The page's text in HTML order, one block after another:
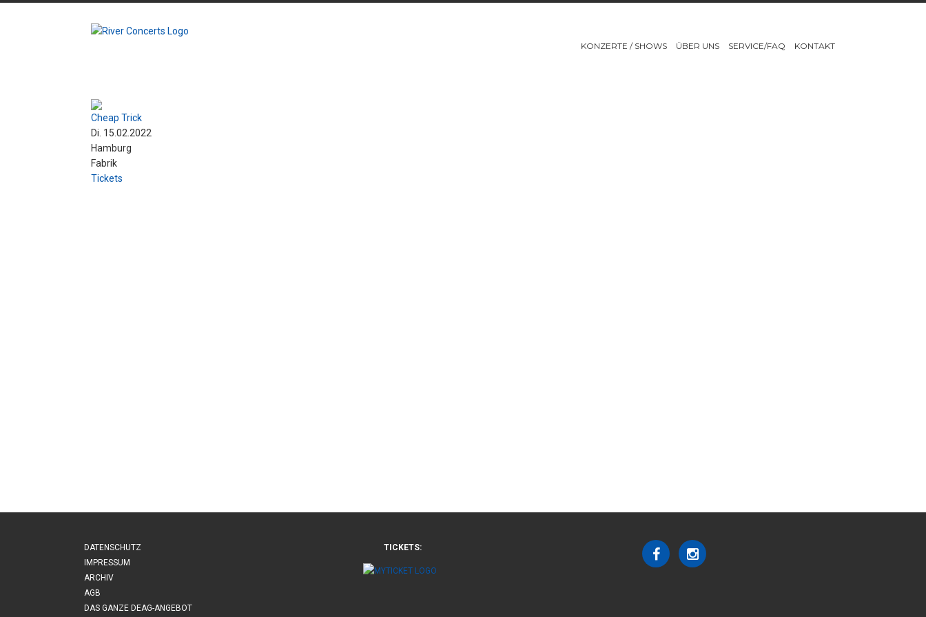
KONZERTE / SHOWS ÜBER UNS SERVICE/FAQ KONTAKT
Cheap Trick
Di. 15.02.2022
Hamburg
Fabrik
Tickets
DATENSCHUTZ
IMPRESSUM
ARCHIV
AGB
DAS GANZE DEAG-ANGEBOT
TICKETS: